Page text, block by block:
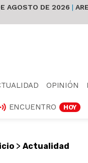
AGOSTO DE 2026 |
OPINIÓN
ENCUENTRO HOY
> Actualidad